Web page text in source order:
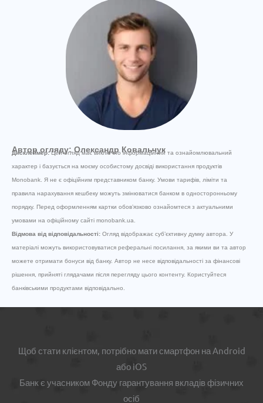
Автор огляду: Олександр Ковальчук
Дисклеймер:Цей огляд має виключно інформаційний та ознайомлювальний
характер і базується на моєму особистому досвіді використання продуктів
Monobank. Я не є офіційним представником банку. Умови тарифів, ліміти та
правила нарахування кешбеку можуть змінюватися банком в односторонньому
порядку. Перед оформленням картки обов’язково ознайомтеся з актуальними
умовами на офіційному сайті monobank.ua.
Відмова від відповідальності: Огляд відображає суб’єктивну думку автора. У
матеріалі можуть використовуватися реферальні посилання, за якими ви та автор
можете отримати бонуси від банку. Автор не несе відповідальності за фінансові
рішення, прийняті глядачами після перегляду цього контенту. Користуйтеся
банківськими продуктами відповідально.
Щоб стати клієнтом, потрібно мати смартфон на Android
або iOS
Банк є учасником Фонду гарантування вкладів фізичних
осіб